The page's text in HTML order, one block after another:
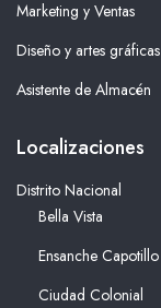
Marketing y Ventas
Diseño y artes gráficas
Asistente de Almacén
Localizaciones
Distrito Nacional
Bella Vista
Ensanche Capotillo
Ciudad Colonial